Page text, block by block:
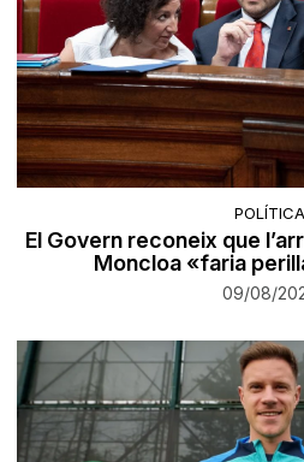
POLÍTICA
El Govern reconeix que
Moncloa «faria
09/08/